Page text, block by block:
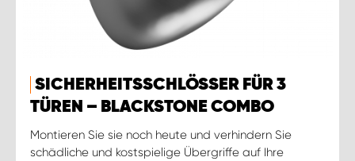
SICHERHEITSSCHLÖSSER FÜR 3
TÜREN – BLACKSTONE COMBO
Montieren Sie sie noch heute und verhindern Sie
schädliche und kostspielige Übergriffe auf Ihre